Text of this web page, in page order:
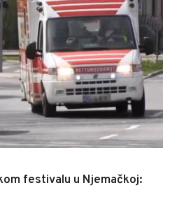
festivalu u Njemačkoj: